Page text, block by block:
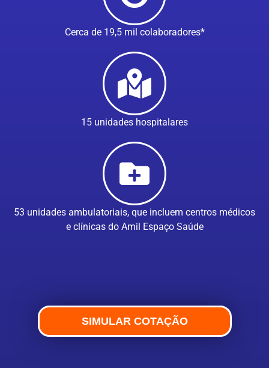
Cerca de 19,5 mil colaboradores*
15 unidades hospitalares
53 unidades ambulatoriais, que incluem centros médicos
e clínicas do Amil Espaço Saúde
SIMULAR COTAÇÃO